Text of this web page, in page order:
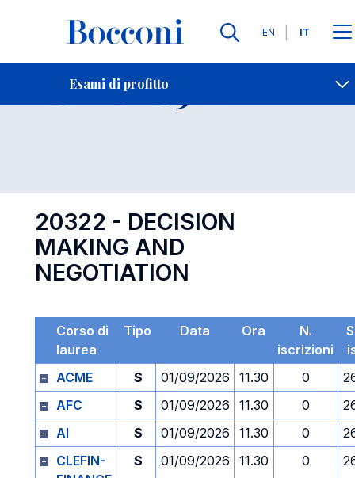
Lingue
EN IT
Esami di profitto
Contatti
Esame 20322 Open
20322 - DECISION
MAKING AND
NEGOTIATION
Corso di
laurea
Tipo Data Ora
N.
iscrizioni
ACME
S 01/09/2026 11.30 0
AFC
S 01/09/2026 11.30 0
AI
S 01/09/2026 11.30 0
CLEFIN-
S 01/09/2026 11.30 0